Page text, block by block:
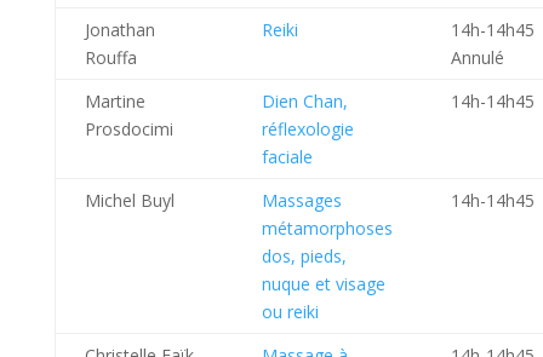
Jonathan
Rouffa
Reiki
14h-14h45
Annulé
Martine
Prosdocimi
Dien Chan,
réflexologie
faciale
14h-14h45
Michel Buyl
Massages
métamorphoses
dos, pieds,
nuque et visage
ou reiki
14h-14h45